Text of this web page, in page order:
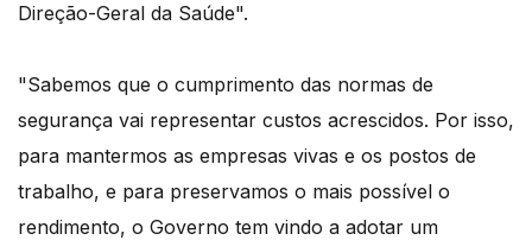
Direção-Geral da Saúde".
"Sabemos que o cumprimento das normas de
segurança vai representar custos acrescidos. Por isso,
para mantermos as empresas vivas e os postos de
trabalho, e para preservamos o mais possível o
rendimento, o Governo tem vindo a adotar um